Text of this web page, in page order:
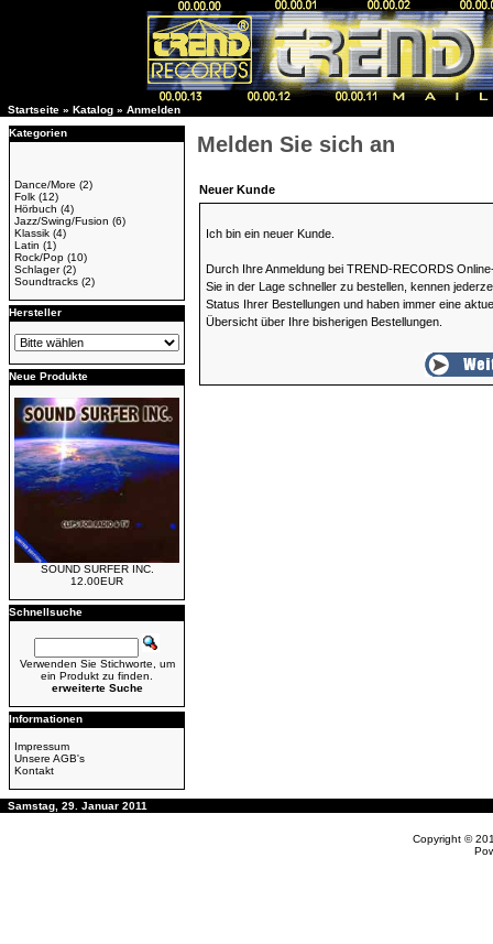
Startseite » Katalog » Anmelden
Kategorien
Dance/More (2)
Folk (12)
Hörbuch (4)
Jazz/Swing/Fusion (6)
Klassik (4)
Latin (1)
Rock/Pop (10)
Schlager(2)
Soundtracks (2)
Hersteller
Neue Produkte
SOUND SURFER INC.
12.00EUR
Schnellsuche
Verwenden Sie Stichworte, um
ein Produkt zu finden.
erweiterte Suche
Informationen
Impressum
Unsere AGB's
Kontakt
Melden Sie sich an
Neuer Kunde
Ich bin ein neuer Kunde.
Durch Ihre Anmeldung bei TREND-RECORDS
Sie in der Lage schneller zu bestellen, kennen
Status Ihrer Bestellungen und haben immer eine
Übersicht über Ihre bisherigen Bestellungen.
Samstag, 29. Januar 2011
Copyright ©